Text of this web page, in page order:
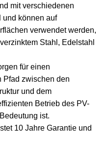
mit verschiedenen
und können auf
verwendet werden,
Stahl, Edelstahl
für einen
Pfad zwischen den
und dem
Betrieb des PV-
ist.
10 Jahre Garantie und